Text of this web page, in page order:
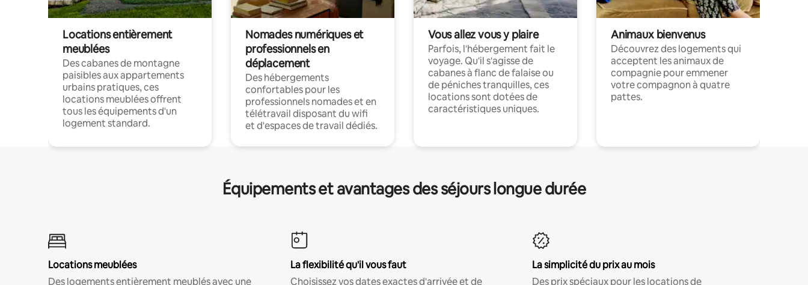
Locations entièrement
meublées
Des cabanes de montagne
paisibles aux appartements
urbains pratiques, ces
locations meublées offrent
tous les équipements d'un
logement standard.
Nomades numériques et
professionnels en
déplacement
Des hébergements
confortables pour les
professionnels nomades et en
télétravail disposant du wifi
et d'espaces de travail dédiés.
Vous allez vous y plaire
Parfois, l'hébergement fait le
voyage. Qu'il s'agisse de
cabanes à flanc de falaise ou
de péniches tranquilles, ces
locations sont dotées de
caractéristiques uniques.
Animaux bienvenus
Découvrez des logements qui
acceptent les animaux de
compagnie pour emmener
votre compagnon à quatre
pattes.
Équipements et avantages des séjours longue durée
Locations meublées
Des logements entièrement meublés avec une
La flexibilité qu'il vous faut
Choisissez vos dates exactes d'arrivée et de
La simplicité du prix au mois
Des prix spéciaux pour les locations de